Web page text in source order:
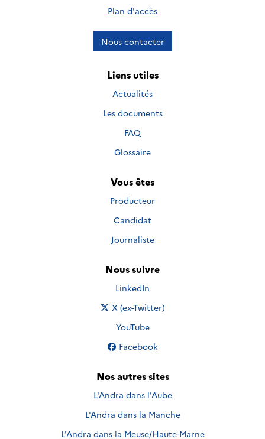
Plan d'accès
Nous contacter
Liens utiles
Actualités
Les documents
FAQ
Glossaire
Vous êtes
Producteur
Candidat
Journaliste
Nous suivre
Nous suivre sur
LinkedIn
Nous suivre sur
X (ex-Twitter)
Nous suivre sur
YouTube
Nous suivre sur
Facebook
Nos autres sites
L'Andra dans l'Aube
L'Andra dans la Manche
L'Andra dans la Meuse/Haute-Marne